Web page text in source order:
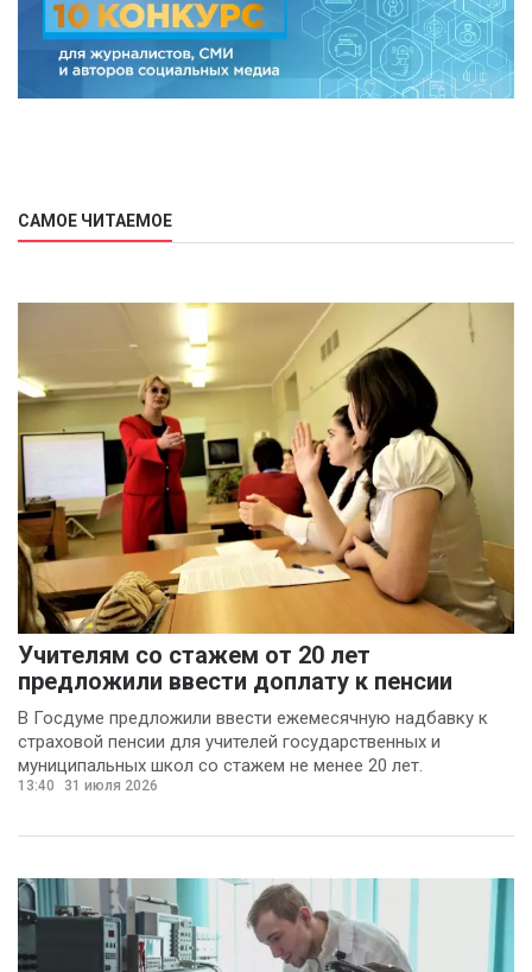
САМОЕ ЧИТАЕМОЕ
Учителям со стажем от 20 лет
предложили ввести доплату к пенсии
В Госдуме предложили ввести ежемесячную надбавку к
страховой пенсии для учителей государственных и
муниципальных школ со стажем не менее 20 лет.
13:40 31 июля 2026